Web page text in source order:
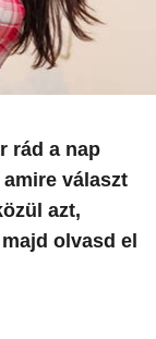
rád a nap
választ
azt,
olvasd el